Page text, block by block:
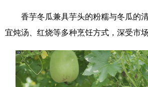
Русский язык 日本語
Deutsch Português
香芋冬瓜兼具芋头的粉糯与冬瓜的
宜炖汤、红烧等多种烹饪方式，深受市场